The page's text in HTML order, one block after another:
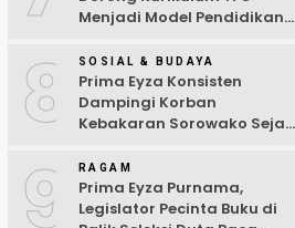
Menjadi Model Pendidikan
8 SOSIAL & BUDAYA
Prima Eyza Konsisten
Dampingi Korban
Kebakaran Sorowako Sejak
9 RAGAM
Prima Eyza Purnama,
Legislator Pecinta Buku di